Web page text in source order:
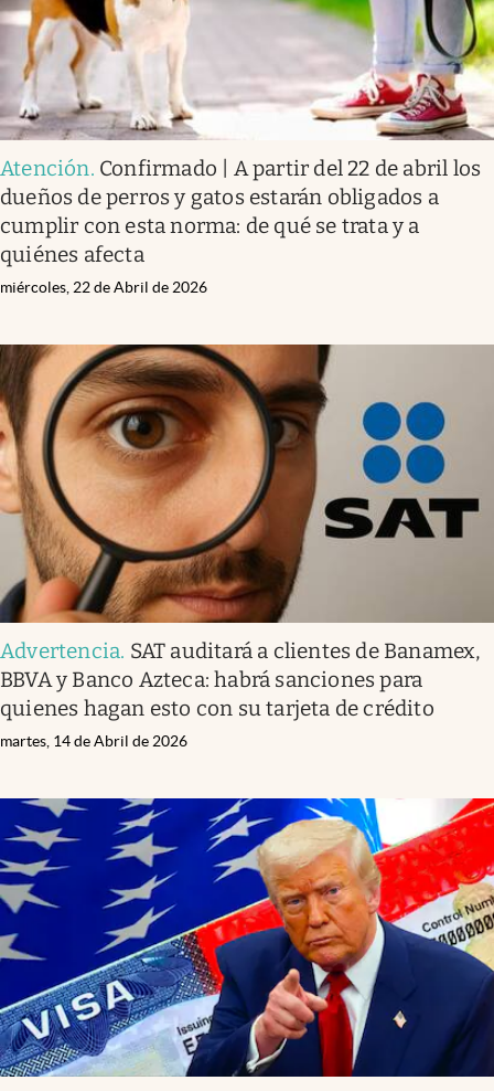
Atención. Confirmado | A partir del 22 de abril los
dueños de perros y gatos estarán obligados a
cumplir con esta norma: de qué se trata y a
quiénes afecta
miércoles, 22 de Abril de 2026
Advertencia. SAT auditará a clientes de Banamex,
BBVA y Banco Azteca: habrá sanciones para
quienes hagan esto con su tarjeta de crédito
martes, 14 de Abril de 2026